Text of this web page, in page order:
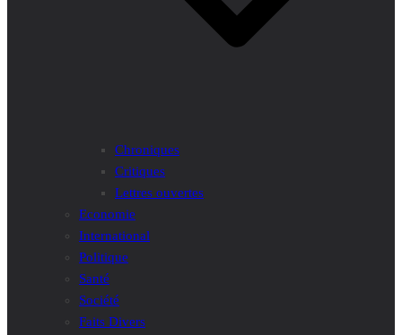
Chroniques
Critiques
Lettres ouvertes
Economie
International
Politique
Santé
Société
Faits Divers